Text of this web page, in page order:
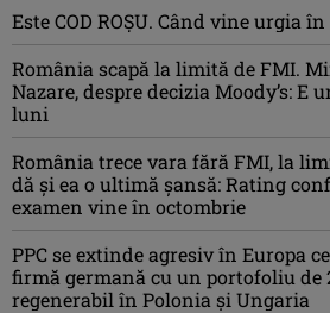
Este COD ROŞU. Când vine urgia
România scapă la limită de FMI.
Nazare, despre decizia Moody’s: E
luni
România trece vara fără FMI, la
dă și ea o ultimă șansă: Rating
examen vine în octombrie
PPC se extinde agresiv în Europa
firmă germană cu un portofoliu de
regenerabil în Polonia și Ungaria